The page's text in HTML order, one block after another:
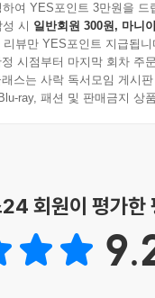
행하여지지 않는 이유
에 이를 행할 수 있는
할 것도 없고 일반 사
으므로 이번 장에서
에서나 행함에서 지나
여 YES포인트 3만원을 드
시 일반회원 300원, 마니
뷰만 YES포인트 지급됩니
시점부터 마지막 회차 주
스는 사락 독서모임 게시
ray, 패션 및 판매금지 상
회원이 평가한